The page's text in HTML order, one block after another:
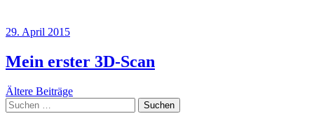
29. April 2015
Mein erster 3D-Scan
Beiträge-
Navigation
Ältere Beiträge
Suchen
nach: